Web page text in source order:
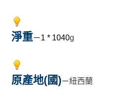
淨重－1 * 1040g
原產地(國)－紐西蘭